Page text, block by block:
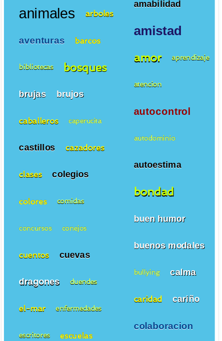
amabilidad
amistad
amor aprendizaje
atencion
autocontrol
autodominio
autoestima
bondad
buen humor
buenos modales
bullying calma
caridad cariño
colaboracion
animales arboles
aventuras barcos
bibliotecas bosques
brujas brujos
caballeros caperucita
castillos cazadores
clases colegios
colores comidas
concursos conejos
cuentos cuevas
dragones duendes
el-mar enfermedades
escritores escuelas